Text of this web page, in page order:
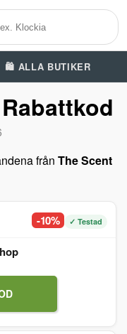
🛍️ ALLA BUTIKER
från The Scent
-10% ✓ Testad